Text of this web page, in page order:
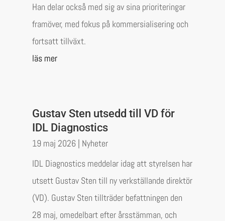
Han delar också med sig av sina prioriteringar
framöver, med fokus på kommersialisering och
fortsatt tillväxt.
läs mer
Gustav Sten utsedd till VD för
IDL Diagnostics
19 maj 2026| Nyheter
IDL Diagnostics meddelar idag att styrelsen har
utsett Gustav Sten till ny verkställande direktör
(VD). Gustav Sten tillträder befattningen den
28 maj, omedelbart efter årsstämman, och